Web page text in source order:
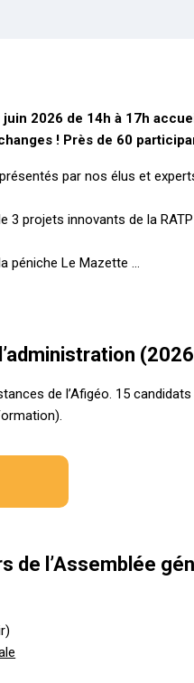
juin 2026 de 14h à 17h
! Près de 60
par nos élus et
projets innovants de la
péniche Le Mazette …
de l’Afigéo. 15
de l’Assemblée